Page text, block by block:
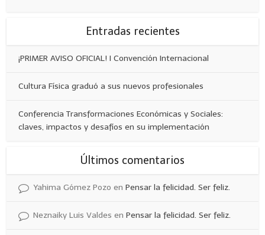
Entradas recientes
¡PRIMER AVISO OFICIAL! I Convención Internacional
Cultura Física graduó a sus nuevos profesionales
Conferencia Transformaciones Económicas y Sociales:
claves, impactos y desafíos en su implementación
Últimos comentarios
Yahima Gómez Pozo enPensar la felicidad. Ser feliz.
Neznaiky Luis Valdes enPensar la felicidad. Ser feliz.